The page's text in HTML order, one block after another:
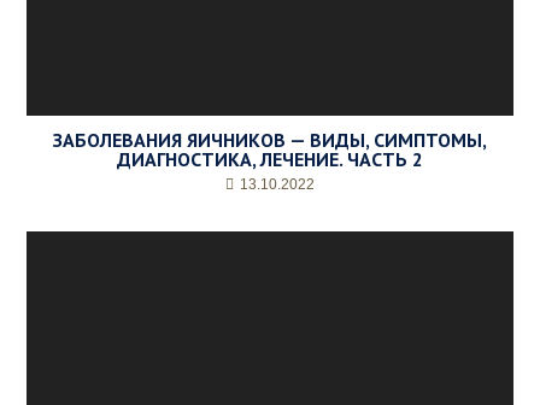
ЗАБОЛЕВАНИЯ ЯИЧНИКОВ — ВИДЫ, СИМПТОМЫ,
ДИАГНОСТИКА, ЛЕЧЕНИЕ. ЧАСТЬ 2
13.10.2022